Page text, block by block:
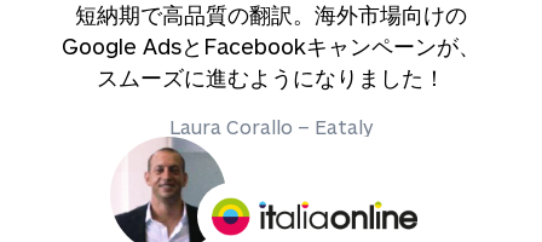
短納期で高品質の翻訳。海外市場向けの
Google AdsとFacebookキャンペーンが、
スムーズに進むようになりました！
Laura Corallo – Eataly